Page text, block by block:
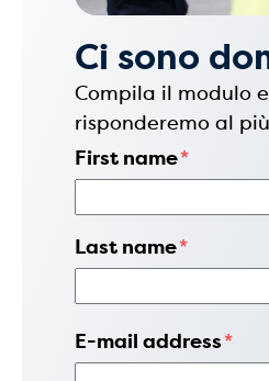
Ci sono
Compila il modulo
risponderemo al
First name*
Last name*
E-mail address*